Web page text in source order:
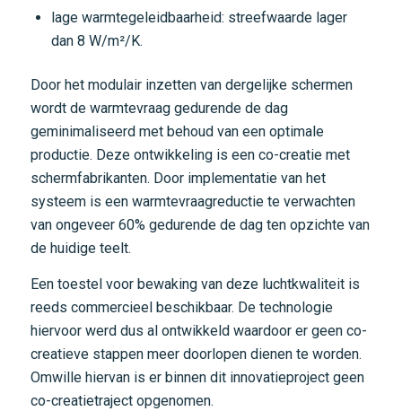
lage warmtegeleidbaarheid: streefwaarde lager
dan 8 W/m²/K.
Door het modulair inzetten van dergelijke schermen
wordt de warmtevraag gedurende de dag
geminimaliseerd met behoud van een optimale
productie. Deze ontwikkeling is een co-creatie met
schermfabrikanten. Door implementatie van het
systeem is een warmtevraagreductie te verwachten
van ongeveer 60% gedurende de dag ten opzichte van
de huidige teelt.
Een toestel voor bewaking van deze luchtkwaliteit is
reeds commercieel beschikbaar. De technologie
hiervoor werd dus al ontwikkeld waardoor er geen co-
creatieve stappen meer doorlopen dienen te worden.
Omwille hiervan is er binnen dit innovatieproject geen
co-creatietraject opgenomen.